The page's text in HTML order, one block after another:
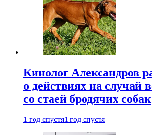
Кинолог Александров
о действиях на случай
со стаей бродячих собак
1 год спустя1 год спустя